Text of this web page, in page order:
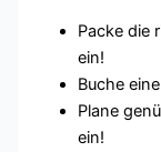
Packe die
ein!
Buche
Plane
ein!